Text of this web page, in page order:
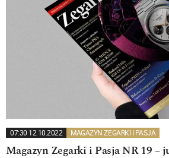
07:30 12.10.2022 MAGAZYN ZEGARKI I PASJA
Magazyn Zegarki i Pasja NR 19 –